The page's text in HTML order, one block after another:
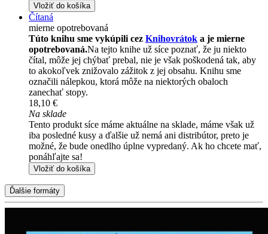
Vložiť do košíka
Čítaná
mierne opotrebovaná
Túto knihu sme vykúpili cez Knihovrátok a je mierne
opotrebovaná.Na tejto knihe už síce poznať, že ju niekto
čítal, môže jej chýbať prebal, nie je však poškodená tak, aby
to akokoľvek znižovalo zážitok z jej obsahu. Knihu sme
označili nálepkou, ktorá môže na niektorých obaloch
zanechať stopy.
18,10 €
Na sklade
Tento produkt síce máme aktuálne na sklade, máme však už
iba posledné kusy a ďalšie už nemá ani distribútor, preto je
možné, že bude onedlho úplne vypredaný. Ak ho chcete mať,
ponáhľajte sa!
Vložiť do košíka
Ďalšie formáty